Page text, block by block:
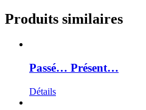
Produits similaires
Passé… Présent…
Détails